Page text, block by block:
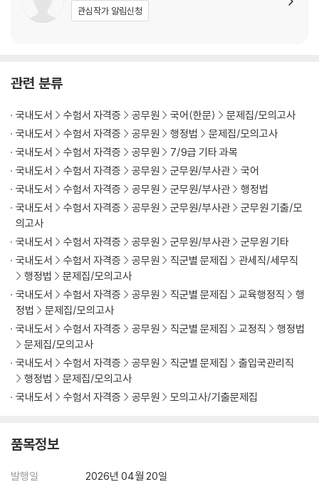
관심작가 알림신청
관련 분류
국내도서 수험서 자격증 공무원 국어(한문)
문제집/모의고사
국내도서
수험서 자격증 공무원 행정법
문제집/모의고사
국내도서
수험서 자격증 공무원
7/9급 기타 과목
국내도서
수험서 자격증 공무원 군무원/부사관
국어
국내도서
수험서 자격증 공무원 군무원/부사관
행정법
국내도서
수험서 자격증 공무원 군무원/부사관
군무원 기출/모
의고사
국내도서
수험서 자격증 공무원 군무원/부사관
군무원 기타
국내도서
수험서 자격증 공무원 직군별 문제집
관세직/세무직
행정법
문제집/모의고사
국내도서
수험서 자격증 공무원 직군별 문제집 교육행정직
행
정법
문제집/모의고사
국내도서
수험서 자격증 공무원 직군별 문제집 교정직
행정법
문제집/모의고사
국내도서
수험서 자격증 공무원 직군별 문제집
출입국관리직
행정법
문제집/모의고사
국내도서
수험서 자격증 공무원 모의고사/기출문제집
품목정보
발행일 2026년 04월 20일